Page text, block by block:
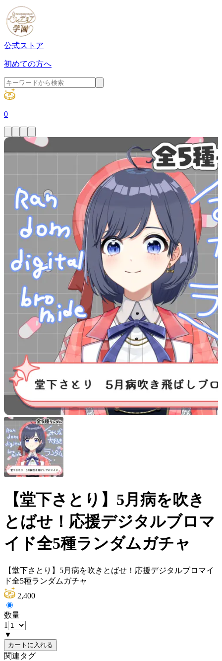
公式ストア
初めての方へ
0
【堂下さとり】5月病を吹き
とばせ！応援デジタルブロマ
イド全5種ランダムガチャ
【堂下さとり】5月病を吹きとばせ！応援デジタルブロマイ
ド全5種ランダムガチャ
2,400
数量
1
▼
カートに入れる
関連タグ